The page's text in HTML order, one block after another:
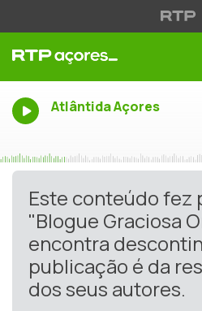
Atlântida Açores
Este conteúdo fez
"Blogue Graciosa
encontra
publicação é da
dos seus autores.